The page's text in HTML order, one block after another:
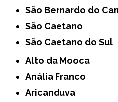
São Bernardo do
São Caetano
São Caetano do Sul
Alto da Mooca
Anália Franco
Aricanduva